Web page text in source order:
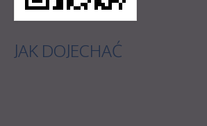
JAK DOJECHAĆ